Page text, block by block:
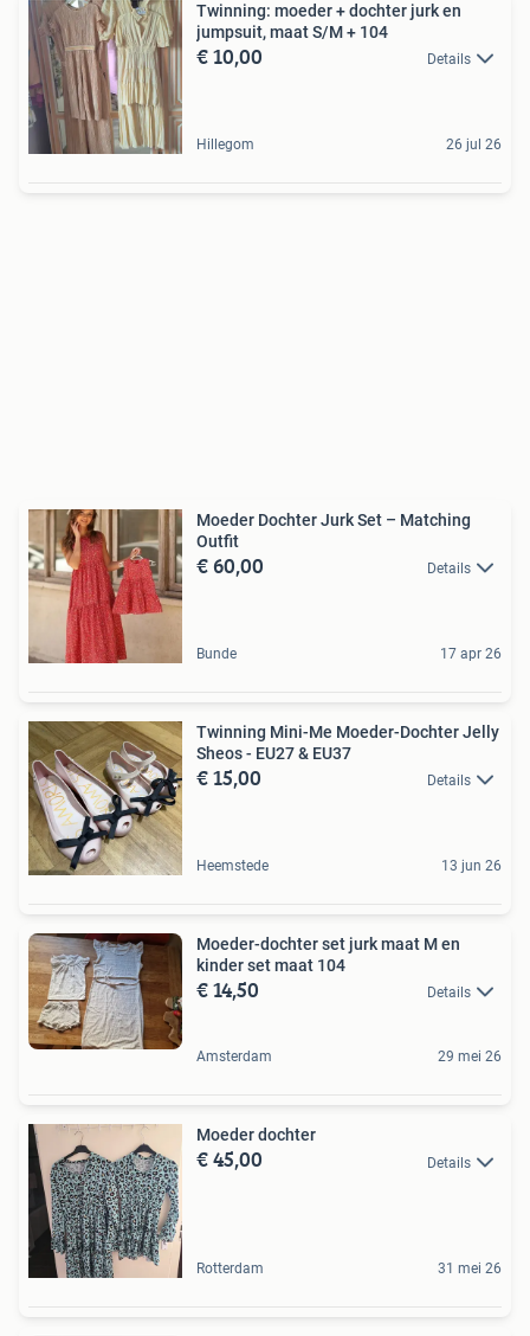
Twinning: moeder + dochter jurk en
jumpsuit, maat S/M + 104
€ 10,00 Details
Hillegom 26 jul 26
Moeder Dochter Jurk Set – Matching
Outfit
€ 60,00 Details
Bunde 17 apr 26
Twinning Mini-Me Moeder-Dochter Jelly
Sheos - EU27 & EU37
€ 15,00 Details
Heemstede 13 jun 26
Moeder-dochter set jurk maat M en
kinder set maat 104
€ 14,50 Details
Amsterdam 29 mei 26
Moeder dochter
€ 45,00 Details
Rotterdam 31 mei 26